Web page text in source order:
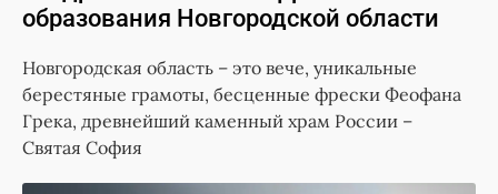
образования Новгородской области
Новгородская область – это вече, уникальные
берестяные грамоты, бесценные фрески Феофана
Грека, древнейший каменный храм России –
Святая София